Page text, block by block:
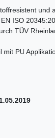
und
ISO
TÜV
mit PU